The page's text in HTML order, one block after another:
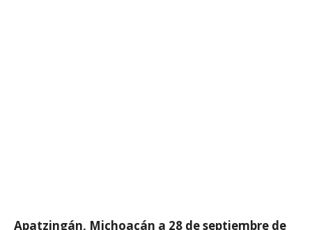
Apatzingán, Michoacán a 28 de septiembre de